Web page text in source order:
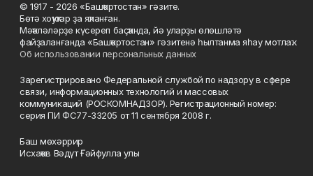
© 1917 - 2026 «Башҡортостан» гәзите.
Бөтә хоҡуҡтар ҙа яҡланған.
Мәҡәләләрҙе күсереп баҫҡанда, йә уларҙы өлөшләтә
файҙаланғанда «Башҡортостан» гәзитенә һылтанма яһау мотлаҡ.
Об использовании персональных данных
Зарегистрировано Федеральной службой по надзору в сфере
связи, информационных технологий и массовых
коммуникаций (РОСКОМНАДЗОР). Регистрационный номер:
серия ПИ ФС77-33205 от 11 сентября 2008 г.
Баш мөхәррир
Исхаҡов Вәдүт Ғәйфулла улы